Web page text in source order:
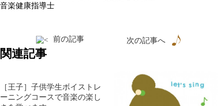
音楽健康指導士
前の記事 次の記事へ
関連記事
［王子］子供学生ボイストレ
ーニングコースで音楽の楽し